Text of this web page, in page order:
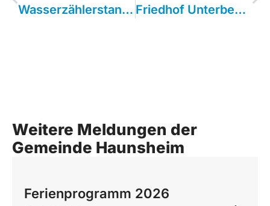
Wasserzählerstand bis zum 07.01.2025 melden
Friedhof Unterbechingen – Spende einer Silberlinde
Weitere Meldungen der
Gemeinde Haunsheim
Ferienprogramm 2026